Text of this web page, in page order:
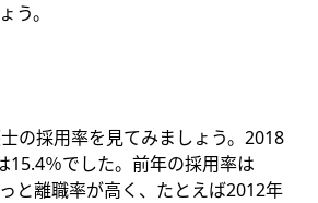
う。
の採用率を見てみましょう。2018
％でした。前年の採用率は
と離職率が高く、たとえば2012年